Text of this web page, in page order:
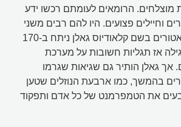
הרומאים לעומתם רכשו ידע
וחיילים פצועים. היו להם רבים משני
הסוגים... רופא גלדיאטורים בשם קלאודיוס גאלן ניתח ב-170
אז תגליות חשובות על מערכת
אך גאלן הותיר גם שגיאות שגרמו
בהמשך, כמו ארבעת הנוזלים שטען
את הטמפרמנט של כל אדם ותפקוד